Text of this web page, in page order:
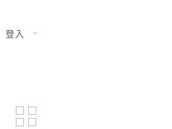
登入